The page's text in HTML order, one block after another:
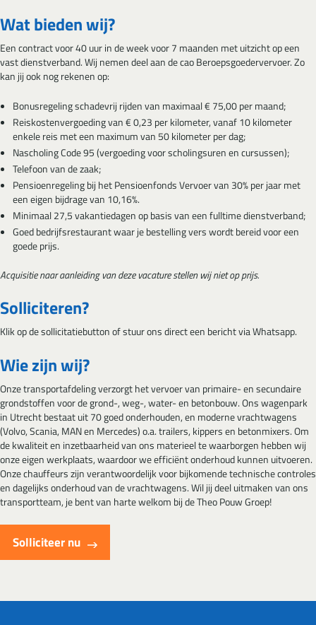
Wat bieden wij?
Een contract voor 40 uur in de week voor 7 maanden met uitzicht op een
vast dienstverband. Wij nemen deel aan de cao Beroepsgoedervervoer. Zo
kan jij ook nog rekenen op:
Bonusregeling schadevrij rijden van maximaal € 75,00 per maand;
Reiskostenvergoeding van € 0,23 per kilometer, vanaf 10 kilometer
enkele reis met een maximum van 50 kilometer per dag;
Nascholing Code 95 (vergoeding voor scholingsuren en cursussen);
Telefoon van de zaak;
Pensioenregeling bij het Pensioenfonds Vervoer van 30% per jaar met
een eigen bijdrage van 10,16%.
Minimaal 27,5 vakantiedagen op basis van een fulltime dienstverband;
Goed bedrijfsrestaurant waar je bestelling vers wordt bereid voor een
goede prijs.
Acquisitie naar aanleiding van deze vacature stellen wij niet op prijs.
Solliciteren?
Klik op de sollicitatiebutton of stuur ons direct een bericht via Whatsapp.
Wie zijn wij?
Onze transportafdeling verzorgt het vervoer van primaire- en secundaire
grondstoffen voor de grond-, weg-, water- en betonbouw. Ons wagenpark
in Utrecht bestaat uit 70 goed onderhouden, en moderne vrachtwagens
(Volvo, Scania, MAN en Mercedes) o.a. trailers, kippers en betonmixers. Om
de kwaliteit en inzetbaarheid van ons materieel te waarborgen hebben wij
onze eigen werkplaats, waardoor we efficiënt onderhoud kunnen uitvoeren.
Onze chauffeurs zijn verantwoordelijk voor bijkomende technische controles
en dagelijks onderhoud van de vrachtwagens. Wil jij deel uitmaken van ons
transportteam, je bent van harte welkom bij de Theo Pouw Groep!
Solliciteer nu